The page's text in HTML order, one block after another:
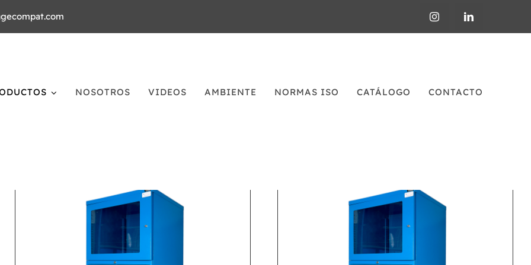
NOSOTROS VIDEOS AMBIENTE NORMAS ISO CATÁLOGO CONTACTO